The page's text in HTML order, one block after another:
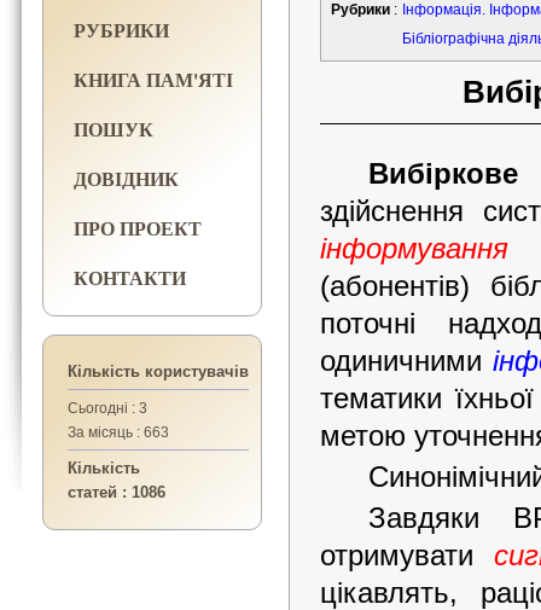
РУБРИКИ
КНИГА ПАМ'ЯТІ
ПОШУК
ДОВІДНИК
ПРО ПРОЕКТ
КОНТАКТИ
Кількість користувачів
Сьогодні : 3
За місяць : 663
Кількість
статей : 1086
Рубрики : Інформація.
Бібліографічна
здійснення
інформування
(абонентів)
поточні
одиничними
тематики
метою
Завдяки
отримувати
цікавлять,